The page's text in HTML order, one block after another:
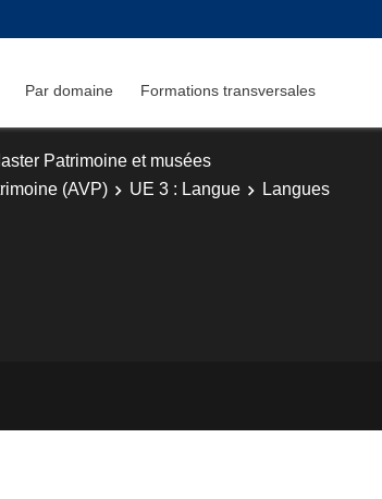
Par domaine Formations transversales
Patrimoine et musées
(AVP)
UE 3 : Langue Langues